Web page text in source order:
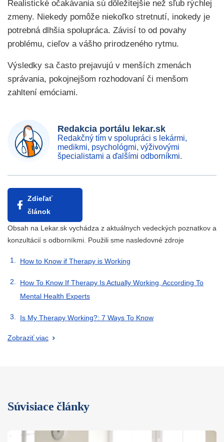
Realistické očakávania sú dôležitejšie než sľub rýchlej
zmeny. Niekedy pomôže niekoľko stretnutí, inokedy je
potrebná dlhšia spolupráca. Závisí to od povahy
problému, cieľov a vášho prirodzeného rytmu.
Výsledky sa často prejavujú v menších zmenách
správania, pokojnejšom rozhodovaní či menšom
zahltení emóciami.
Redakcia portálu lekar.sk
Redakčný tím v spolupráci s lekármi,
medikmi, psychológmi, výživovými
špecialistami a ďalšími odborníkmi.
Zdieľať
článok
Obsah na Lekar.sk vychádza z aktuálnych vedeckých poznatkov a
konzultácií s odborníkmi. Použili sme nasledovné zdroje
How to Know if Therapy is Working
How To Know If Therapy Is Actually Working, According To
Mental Health Experts
Is My Therapy Working?: 7 Ways To Know
Zobraziť viac
Súvisiace články